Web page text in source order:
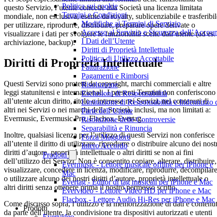
Politica sui cookie
Termini e Condizioni
Modifiche ai Termini di Servizio
Accesso al Servizio e Sicurezza
I Dati dell’Utente
Diritti di Proprietà Intellettuale
Politica di Utilizzo Accettabile
Fatturazione
Pagamenti e Rimborsi
Risoluzione
Esclusioni di Responsabilità
Limitazione di Responsabilità e Indennizzo
Parte dell’Utente
Risoluzione delle Controversie
Separabilità e Rinuncia
Forza Maggiore
Intero Accordo
Prodotti
Evermusic - Lettore musicale offline per iPhone e
Mac
Evertag - Editor di tag musicali per iPhone e Mac
Evervideo - Lettore Video HD per iPhone e Mac
Flacbox - Lettore Audio Hi-Res per iPhone e Mac
Prodotti
questo Servizio, l’utente concede alla Società una licenza limitata
mondiale, non esclusiva, esente da royalty, sublicenziabile e
per utilizzare, riprodurre, distribuire, preparare opere derivate o
visualizzare i dati per svolgere le funzionalità scelte dall’utente (ad es.
archiviazione, backup).
Diritti di Proprietà Intellettuale
Questi Servizi sono protetti da copyright, marchi commerciali e altre
leggi statunitensi e internazionali. I presenti Termini non conferiscono
all’utente alcun diritto, titolo o interesse nei Servizi, nei contenuti di
altri nei Servizi o nei marchi della Società, inclusi, ma non limitati a:
Evermusic, Evermusic Pro, Flacbox, Evertag.
Inoltre, qualsiasi licenza per l’utilizzo di questi Servizi non conferisce
all’utente il diritto di utilizzare, riprodurre o distribuire alcuno dei
diritti d’autore, proprietà intellettuale o altri diritti se non ai fini
dell’utilizzo dei Servizi. Non è consentito copiare, alterare, distribuire,
visualizzare, concedere in licenza, modificare, riprodurre, decompilare
o utilizzare alcuno dei nostri diritti d’autore, proprietà intellettuale o
altri diritti senza ottenere prima il nostro permesso scritto.
Come discusso sopra, l’utilizzo e la memorizzazione di dati e
da parte dell’utente, la condivisione tra dispositivi autorizzati e utenti